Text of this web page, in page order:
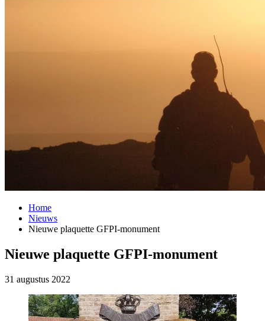
Home
Nieuws
Nieuwe plaquette GFPI-monument
Nieuwe plaquette GFPI-monument
31 augustus 2022